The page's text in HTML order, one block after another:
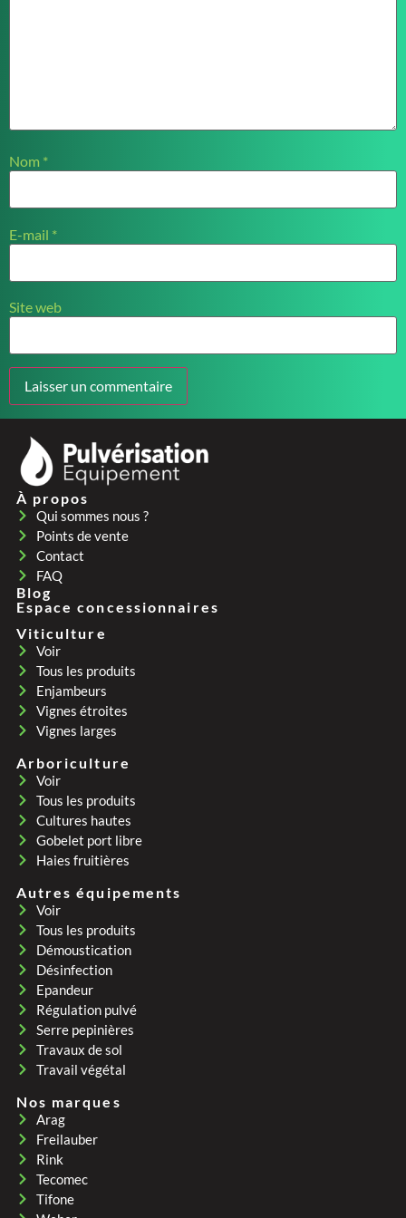
Nom *
E-mail *
Site web
À propos
Qui sommes nous ?
Points de vente
Contact
FAQ
Blog
Espace concessionnaires
Viticulture
Voir
Tous les produits
Enjambeurs
Vignes étroites
Vignes larges
Arboriculture
Voir
Tous les produits
Cultures hautes
Gobelet port libre
Haies fruitières
Autres équipements
Voir
Tous les produits
Démoustication
Désinfection
Epandeur
Régulation pulvé
Serre pepinières
Travaux de sol
Travail végétal
Nos marques
Arag
Freilauber
Rink
Tecomec
Tifone